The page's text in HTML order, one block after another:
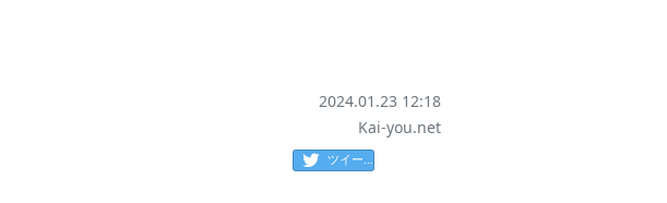
2024.01.23 12:18
Kai-you.net
ツイート